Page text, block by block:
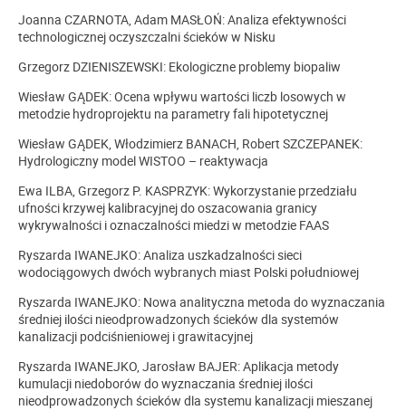
Joanna CZARNOTA, Adam MASŁOŃ: Analiza efektywności
technologicznej oczyszczalni ścieków w Nisku
Grzegorz DZIENISZEWSKI: Ekologiczne problemy biopaliw
Wiesław GĄDEK: Ocena wpływu wartości liczb losowych w
metodzie hydroprojektu na parametry fali hipotetycznej
Wiesław GĄDEK, Włodzimierz BANACH, Robert SZCZEPANEK:
Hydrologiczny model WISTOO – reaktywacja
Ewa ILBA, Grzegorz P. KASPRZYK: Wykorzystanie przedziału
ufności krzywej kalibracyjnej do oszacowania granicy
wykrywalności i oznaczalności miedzi w metodzie FAAS
Ryszarda IWANEJKO: Analiza uszkadzalności sieci
wodociągowych dwóch wybranych miast Polski południowej
Ryszarda IWANEJKO: Nowa analityczna metoda do wyznaczania
średniej ilości nieodprowadzonych ścieków dla systemów
kanalizacji podciśnieniowej i grawitacyjnej
Ryszarda IWANEJKO, Jarosław BAJER: Aplikacja metody
kumulacji niedoborów do wyznaczania średniej ilości
nieodprowadzonych ścieków dla systemu kanalizacji mieszanej